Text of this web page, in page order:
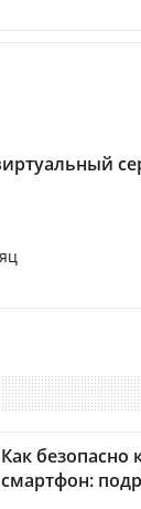
Как безопасно
смартфон: